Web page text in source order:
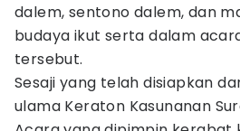
dalem, sentono dalem, dan
budaya ikut serta dalam
tersebut.
Sesaji yang telah disiapkan
ulama Keraton Kasunanan